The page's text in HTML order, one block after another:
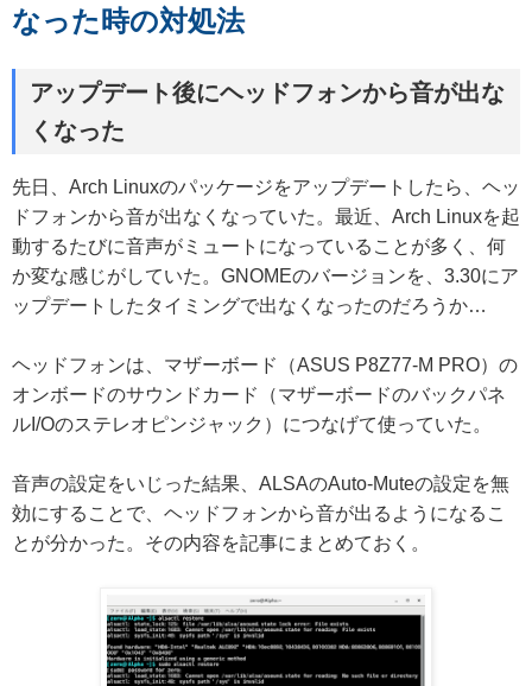
なった時の対処法
アップデート後にヘッドフォンから音が出な
くなった
先日、Arch Linuxのパッケージをアップデートしたら、ヘッ
ドフォンから音が出なくなっていた。最近、Arch Linuxを起
動するたびに音声がミュートになっていることが多く、何
か変な感じがしていた。GNOMEのバージョンを、3.30にア
ップデートしたタイミングで出なくなったのだろうか…
ヘッドフォンは、マザーボード（ASUS P8Z77-M PRO）の
オンボードのサウンドカード（マザーボードのバックパネ
ルI/Oのステレオピンジャック）につなげて使っていた。
音声の設定をいじった結果、ALSAのAuto-Muteの設定を無
効にすることで、ヘッドフォンから音が出るようになるこ
とが分かった。その内容を記事にまとめておく。